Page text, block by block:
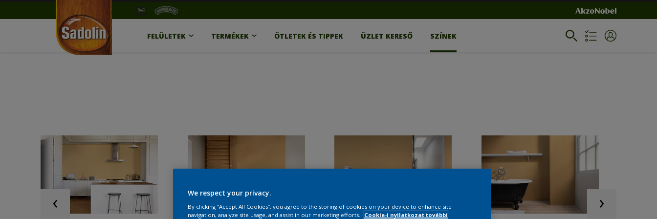
FELÜLETEK TERMÉKEK ÖTLETEK ÉS TIPPEK ÜZLET KERESŐ SZÍNEK
We respect your privacy.
By clicking “Accept All Cookies”, you agree to the storing of cookies on your device to enhance site
navigation, analyze site usage, and assist in our marketing efforts.
Cookie-i nyilatkozat további